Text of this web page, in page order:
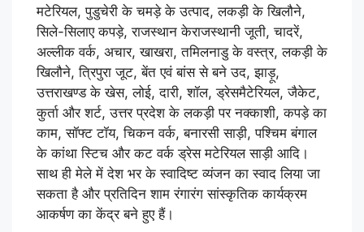
मटेरियल, पुडुचेरी के चमड़े के उत्पाद, लकड़ी के खिलौने,
सिले-सिलाए कपड़े, राजस्थान केराजस्थानी जूती, चादरें,
अल्लीक वर्क, अचार, खाखरा, तमिलनाडु के वस्त्र, लकड़ी के
खिलौने, त्रिपुरा जूट, बेंत एवं बांस से बने उद, झाड़ू,
उत्तराखण्ड के खेस, लोई, दारी, शॉल, ड्रेसमैटेरियल, जैकेट,
कुर्ता और शर्ट, उत्तर प्रदेश के लकड़ी पर नक्काशी, कपड़े का
काम, सॉफ्ट टॉय, चिकन वर्क, बनारसी साड़ी, पश्चिम बंगाल
के कांथा स्टिच और कट वर्क ड्रेस मटेरियल साड़ी आदि।
साथ ही मेले में देश भर के स्वादिष्ट व्यंजन का स्वाद लिया जा
सकता है और प्रतिदिन शाम रंगारंग सांस्कृतिक कार्यक्रम
आकर्षण का केंद्र बने हुए हैं।